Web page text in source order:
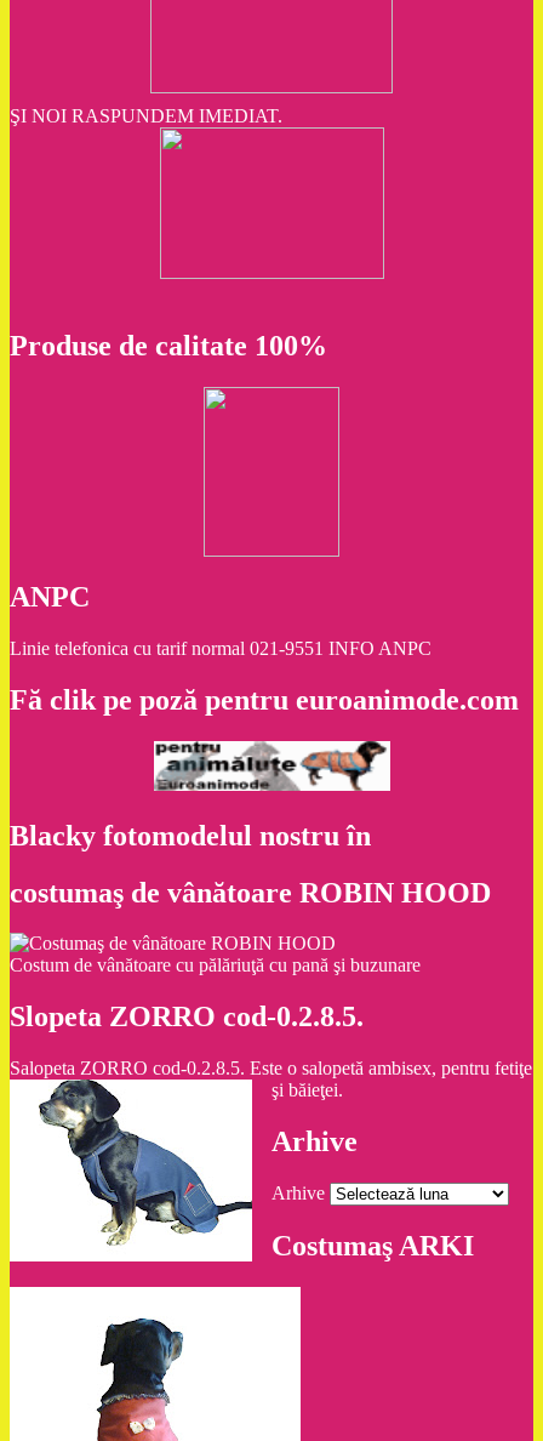
ŞI NOI RASPUNDEM IMEDIAT.
Produse de calitate 100%
ANPC
Linie telefonica cu tarif normal 021-9551 INFO ANPC
Fă clik pe poză pentru euroanimode.com
Blacky fotomodelul nostru în
costumaş de vânătoare ROBIN HOOD
Costum de vânătoare cu pălăriuţă cu pană şi buzunare
Slopeta ZORRO cod-0.2.8.5.
Salopeta ZORRO cod-0.2.8.5. Este o salopetă ambisex, pentru fetiţe
şi băieţei.
Arhive
Arhive
Costumaş ARKI